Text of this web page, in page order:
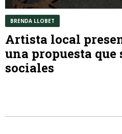
BRENDA LLOBET
Artista local
una propuesta que
sociales